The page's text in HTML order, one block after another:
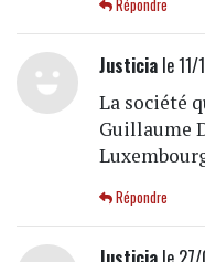
Répondre
Justiciale 11/
La société
Guillaume
Répondre